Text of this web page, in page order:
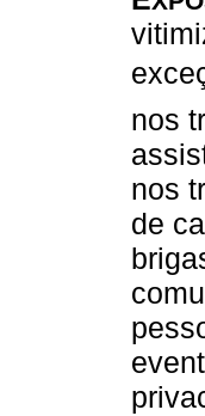
nos
nos
de